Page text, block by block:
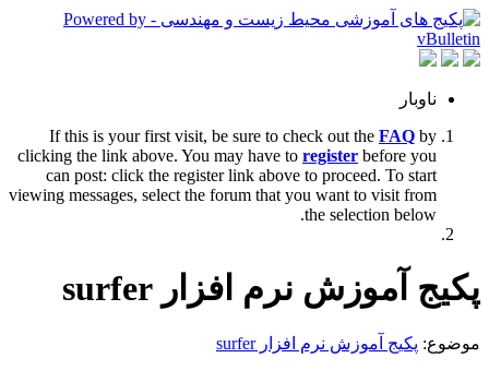
ناوبار
If this is your first visit, be sure to check out the FAQ by
clicking the link above. You may have to register before you
can post: click the register link above to proceed. To start
viewing messages, select the forum that you want to visit from
the selection below.
پکیج آموزش نرم افزار surfer
موضوع: پکیج آموزش نرم افزار surfer